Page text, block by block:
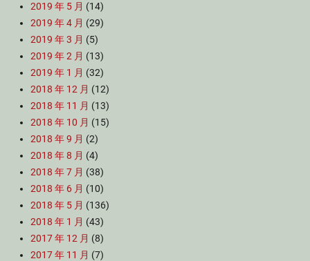
2019 年 5 月 (14)
2019 年 4 月 (29)
2019 年 3 月 (5)
2019 年 2 月 (13)
2019 年 1 月 (32)
2018 年 12 月 (12)
2018 年 11 月 (13)
2018 年 10 月 (15)
2018 年 9 月 (2)
2018 年 8 月 (4)
2018 年 7 月 (38)
2018 年 6 月 (10)
2018 年 5 月 (136)
2018 年 1 月 (43)
2017 年 12 月 (8)
2017 年 11 月 (7)